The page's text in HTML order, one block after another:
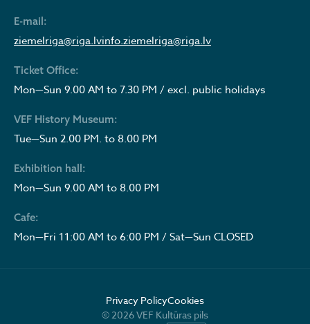
E-mail:
ziemelriga@riga.lvinfo.ziemelriga@riga.lv
Ticket Office:
Mon—Sun 9.00 AM to 7.30 PM / excl. public holidays
VEF History Museum:
Tue—Sun 2.00 PM. to 8.00 PM
Exhibition hall:
Mon—Sun 9.00 AM to 8.00 PM
Cafe:
Mon—Fri 11:00 AM to 6:00 PM / Sat—Sun CLOSED
Privacy PolicyCookies
© 2026 VEF Kultūras pils